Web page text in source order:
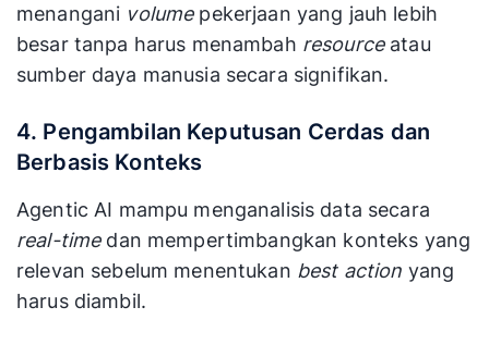
menangani volumepekerjaan yang jauh lebih
besar tanpa harus menambah resourceatau
sumber daya manusia secara signifikan.
4. Pengambilan Keputusan Cerdas dan
Berbasis Konteks
Agentic AI mampu menganalisis data secara
real-timedan mempertimbangkan konteks yang
relevan sebelum menentukan best action yang
harus diambil.